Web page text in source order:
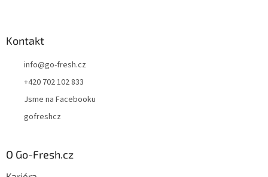
Kontakt
info@go-fresh.cz
+420 702 102 833
Jsme na Facebooku
gofreshcz
O Go-Fresh.cz